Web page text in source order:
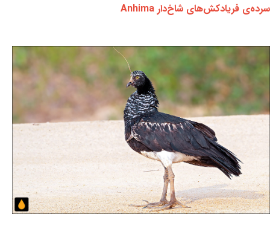
سرده‌ی فریادکش‌های شاخ‌دار Anhima